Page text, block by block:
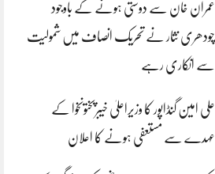
عمران خان سے دوستی ہونے کے باوجود
چودھری نثار نے تحریک انصاف میں شمولیت
سے انکاری رہے
علی امین گنڈاپور کا وزیراعلیٰ خیبرپختونخوا کے
عہدے سے مستعفی ہونے کا اعلان